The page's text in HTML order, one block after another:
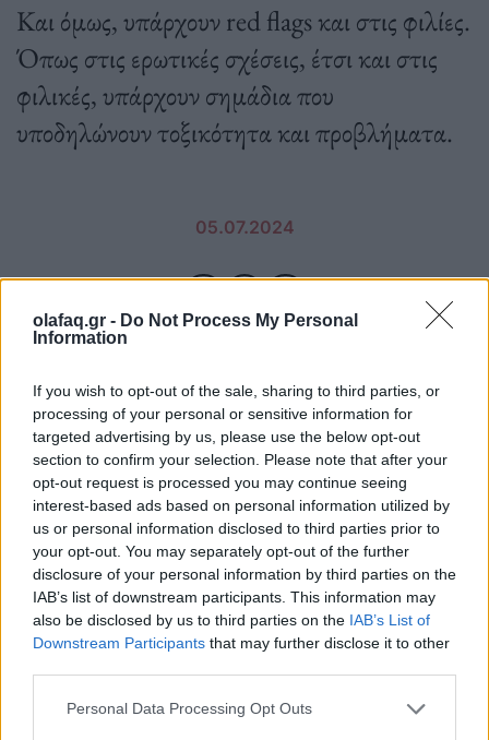
olafaq.gr - Do Not Process My Personal
Information
If you wish to opt-out of the sale, sharing to third parties, or
processing of your personal or sensitive information for
targeted advertising by us, please use the below opt-out
section to confirm your selection. Please note that after your
opt-out request is processed you may continue seeing
interest-based ads based on personal information utilized by
us or personal information disclosed to third parties prior to
your opt-out. You may separately opt-out of the further
disclosure of your personal information by third parties on the
IAB’s list of downstream participants. This information may
also be disclosed by us to third parties on the IAB’s List of
Downstream Participants that may further disclose it to other
Personal Data Processing Opt Outs
Και όμως, υπάρχουν red flags και στις φιλίες.
Όπως στις ερωτικές σχέσεις, έτσι και στις
φιλικές, υπάρχουν σημάδια που
υποδηλώνουν τοξικότητα και προβλήματα.
05.07.2024
Εικονογράφηση: @artificial_vandalism / Olafaq